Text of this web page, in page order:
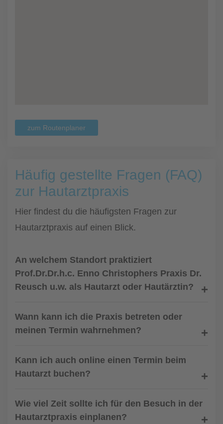
zum Routenplaner
Häufig gestellte Fragen (FAQ)
zur Hautarztpraxis
Hier findest du die häufigsten Fragen zur
Hautarztpraxis auf einen Blick.
An welchem Standort praktiziert
Prof.Dr.Dr.h.c. Enno Christophers Praxis Dr.
Reusch u.w. als Hautarzt oder Hautärztin?
Wann kann ich die Praxis betreten oder
meinen Termin wahrnehmen?
Kann ich auch online einen Termin beim
Hautarzt buchen?
Wie viel Zeit sollte ich für den Besuch in der
Hautarztpraxis einplanen?